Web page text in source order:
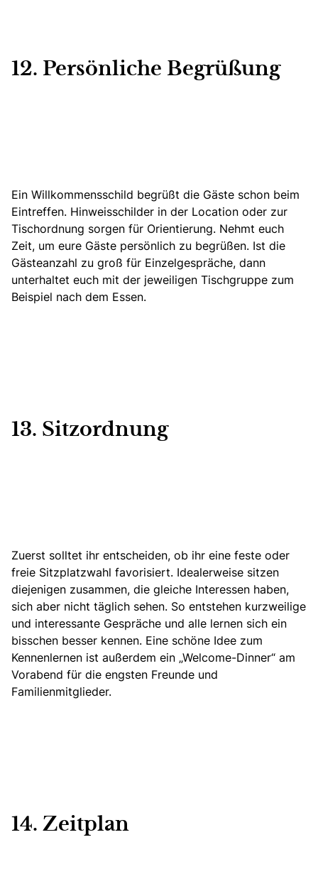
12. Persönliche Begrüßung
Ein Willkommensschild begrüßt die Gäste schon beim
Eintreffen. Hinweisschilder in der Location oder zur
Tischordnung sorgen für Orientierung. Nehmt euch
Zeit, um eure Gäste persönlich zu begrüßen. Ist die
Gästeanzahl zu groß für Einzelgespräche, dann
unterhaltet euch mit der jeweiligen Tischgruppe zum
Beispiel nach dem Essen.
13. Sitzordnung
Zuerst solltet ihr entscheiden, ob ihr eine feste oder
freie Sitzplatzwahl favorisiert. Idealerweise sitzen
diejenigen zusammen, die gleiche Interessen haben,
sich aber nicht täglich sehen. So entstehen kurzweilige
und interessante Gespräche und alle lernen sich ein
bisschen besser kennen. Eine schöne Idee zum
Kennenlernen ist außerdem ein „Welcome-Dinner“ am
Vorabend für die engsten Freunde und
Familienmitglieder.
14. Zeitplan